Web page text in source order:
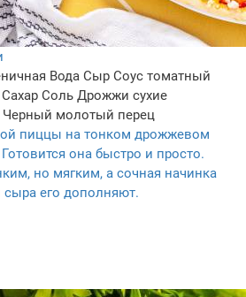
Вода Сыр Соус томатный
Сахар Соль Дрожжи сухие
Черный молотый перец
пиццы на тонком дрожжевом
она быстро и просто.
но мягким, а сочная начинка
его дополняют.